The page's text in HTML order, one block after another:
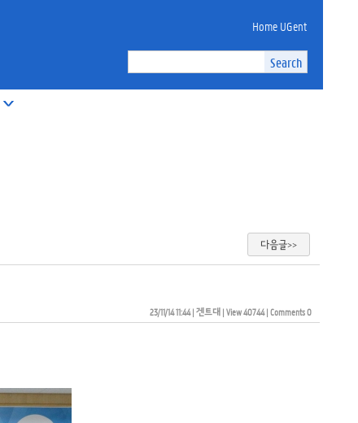
Home UGent
다음글>>
23/11/14 11:44| 겐트대| View 40744| Comments 0